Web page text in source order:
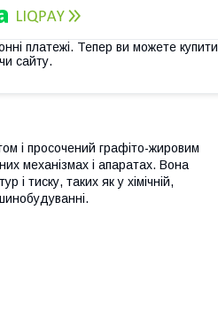
платежі. Тепер ви можете купити
сайту.
і просочений графіто-жировим
механізмах і апаратах. Вона
і тиску, таких як у хімічній,